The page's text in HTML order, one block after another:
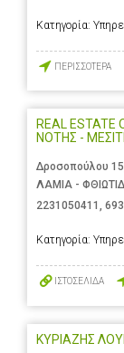
Κατηγορία:
ΠΕΡΙΣΣΟΤΕΡΑ
REAL
ΝΟΤΗΣ -
Δροσοπούλου
ΛΑΜΙΑ -
2231050411 ,
Κατηγορία:
ΙΣΤΟΣΕΛΙΔΑ
ΚΥΡΙΑΖΗΣ